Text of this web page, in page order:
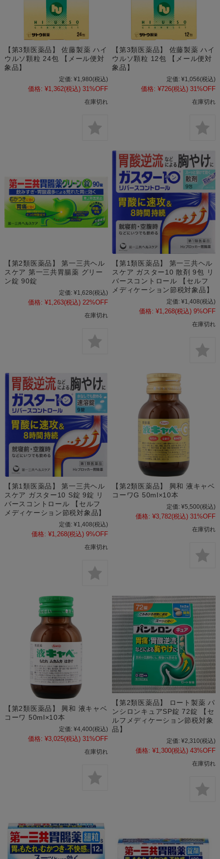
【第3類医薬品】 佐藤製薬 ハイ
ウルソ顆粒 24包 【メール便対
象品】
定価: ¥1,980(税込)
価格: ¥1,362(税込) 31%OFF
在庫切れ
【第3類医薬品】 佐藤製薬 ハイ
ウルソ顆粒 12包 【メール便対
象品】
定価: ¥1,056(税込)
価格: ¥726(税込) 31%OFF
在庫切れ
【第2類医薬品】 第一三共ヘル
スケア 第一三共胃腸薬 グリー
ン錠 90錠
定価: ¥1,628(税込)
価格: ¥1,263(税込) 22%OFF
在庫切れ
【第1類医薬品】 第一三共ヘル
スケア ガスター10 散剤 9包 リ
バースコントロール 【セルフ
メディケーション節税対象品】
定価: ¥1,408(税込)
価格: ¥1,268(税込) 9%OFF
在庫切れ
【第1類医薬品】 第一三共ヘル
スケア ガスター10 S錠 9錠 リ
バースコントロール 【セルフ
メディケーション節税対象品】
定価: ¥1,408(税込)
価格: ¥1,268(税込) 9%OFF
在庫切れ
【第2類医薬品】 興和 液キャベ
コーワG 50ml×10本
定価: ¥5,500(税込)
価格: ¥3,782(税込) 31%OFF
在庫切れ
【第2類医薬品】 興和 液キャベ
コーワ 50ml×10本
定価: ¥4,400(税込)
価格: ¥3,025(税込) 31%OFF
在庫切れ
【第2類医薬品】 ロート製薬 パ
ンシロンキュアSP錠 72錠 【セ
ルフメディケーション節税対象
品】
定価: ¥2,310(税込)
価格: ¥1,300(税込) 43%OFF
在庫切れ